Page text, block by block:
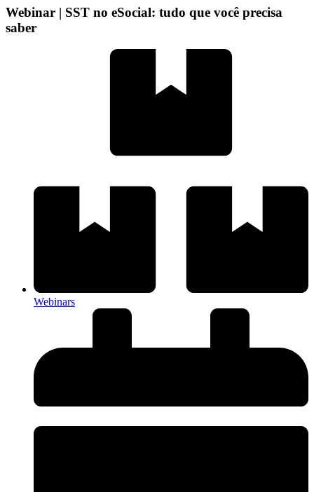
Webinar | SST no eSocial: tudo que você precisa
saber
Webinars